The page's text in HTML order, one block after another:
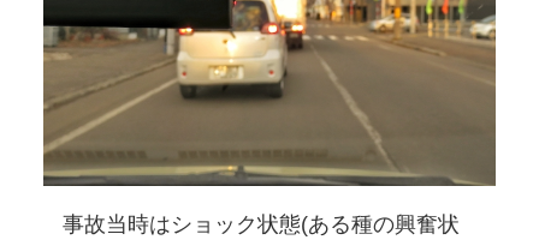
事故当時はショック状態(ある種の興奮状